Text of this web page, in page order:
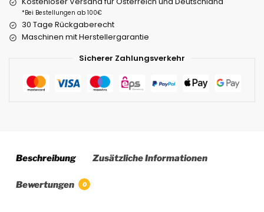
*Bei Bestellungen ab 100€
30 Tage Rückgaberecht
Maschinen mit Herstellergarantie
Sicherer Zahlungsverkehr
Beschreibung Zusätzliche Informationen
Bewertungen 0